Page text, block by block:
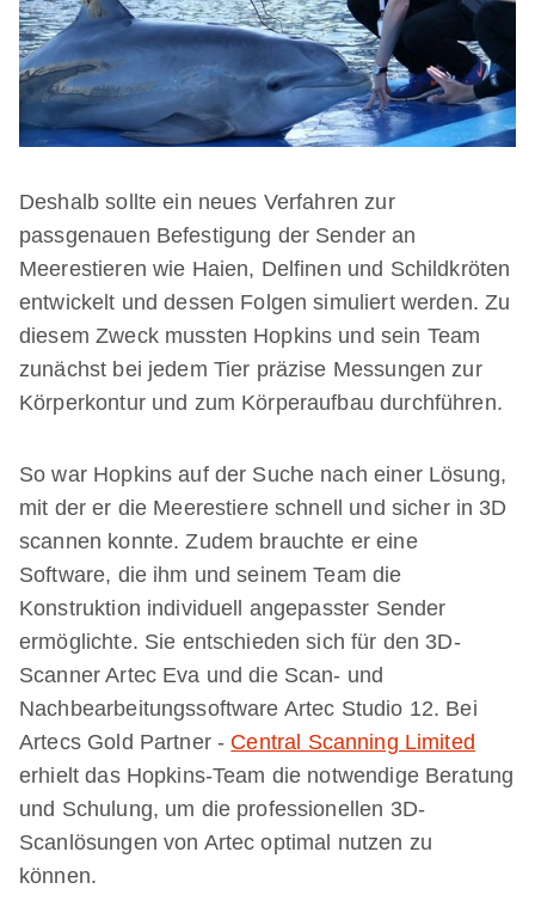
Deshalb sollte ein neues Verfahren zur
passgenauen Befestigung der Sender an
Meerestieren wie Haien, Delfinen und Schildkröten
entwickelt und dessen Folgen simuliert werden. Zu
diesem Zweck mussten Hopkins und sein Team
zunächst bei jedem Tier präzise Messungen zur
Körperkontur und zum Körperaufbau durchführen.
So war Hopkins auf der Suche nach einer Lösung,
mit der er die Meerestiere schnell und sicher in 3D
scannen konnte. Zudem brauchte er eine
Software, die ihm und seinem Team die
Konstruktion individuell angepasster Sender
ermöglichte. Sie entschieden sich für den 3D-
Scanner Artec Eva und die Scan- und
Nachbearbeitungssoftware Artec Studio 12. Bei
Artecs Gold Partner - Central Scanning Limited
erhielt das Hopkins-Team die notwendige Beratung
und Schulung, um die professionellen 3D-
Scanlösungen von Artec optimal nutzen zu
können.